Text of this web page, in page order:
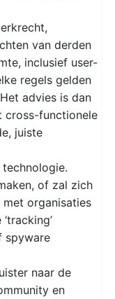
van derden
inclusief user-
regels gelden
advies is dan
cross-functionele
juiste
of zal zich
organisaties
spyware
naar de
en